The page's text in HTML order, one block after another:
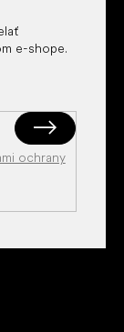
e-shope.
ochrany